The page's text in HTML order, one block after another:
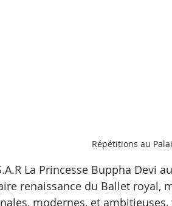
Répétitions au
La Princesse Buppha Devi
renaissance du Ballet royal,
modernes, et ambitieuses,